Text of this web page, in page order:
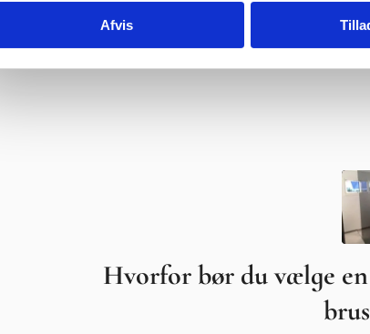
Afvis oktober 10, 2025
Hvorfor bør du vælge